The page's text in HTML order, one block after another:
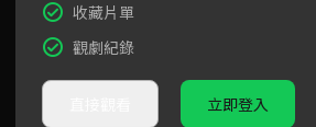
收藏片單
觀劇紀錄
立即登入